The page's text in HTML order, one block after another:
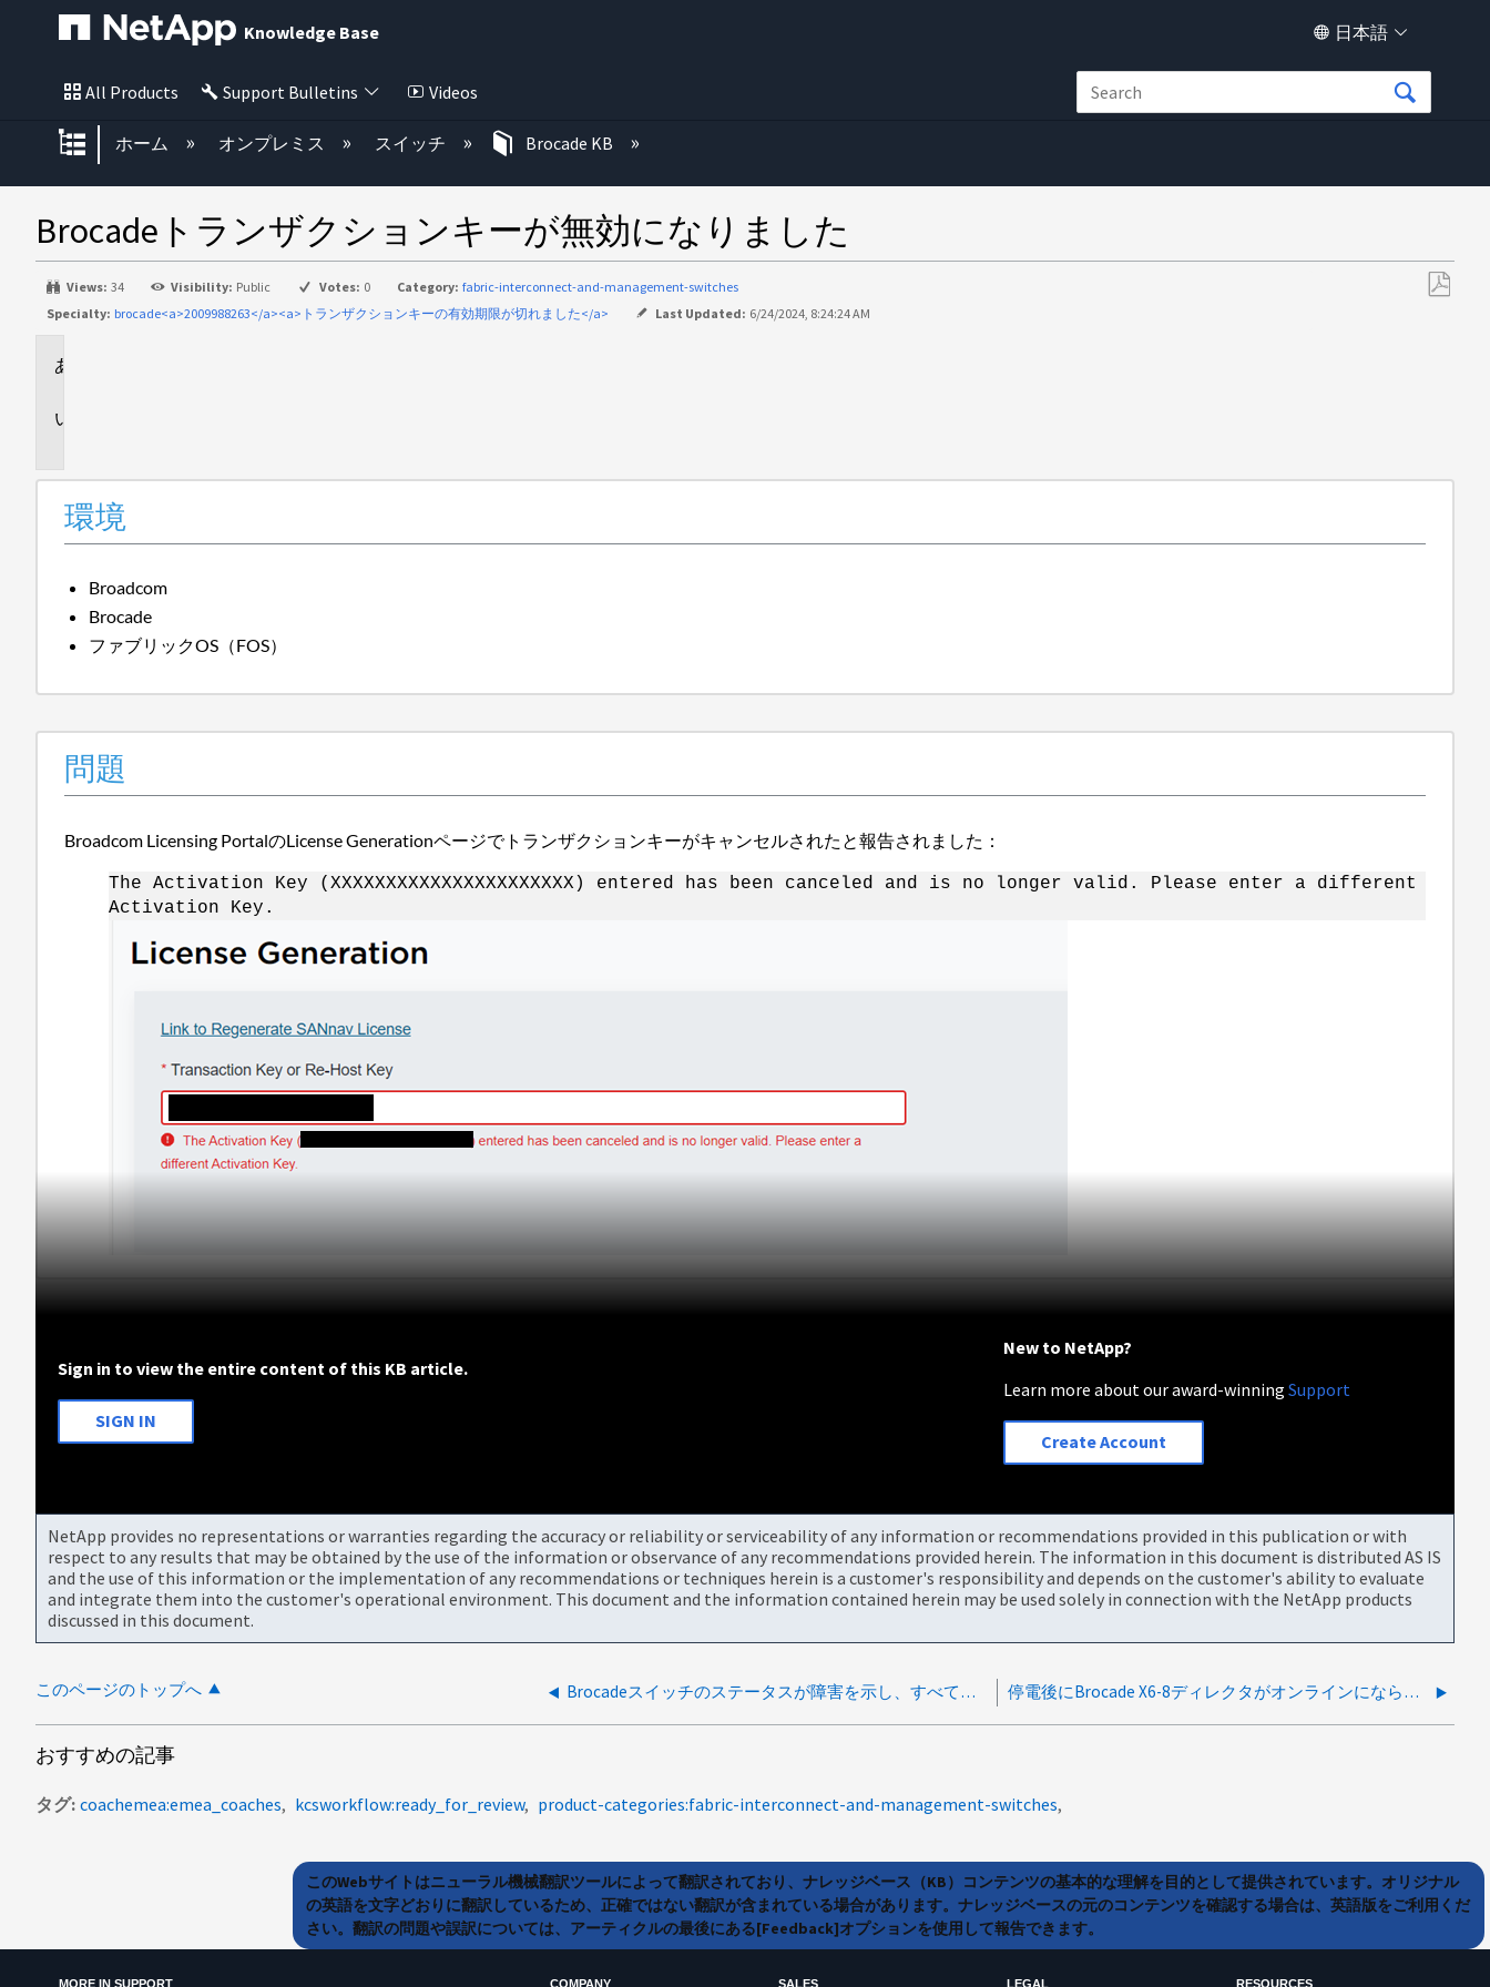
Knowledge Base 日本語
All Products Support Bulletins Videos
グローバル階層を展開/折りたたむ
ホーム オンプレミス スイッチ Brocade KB
Brocadeトランザクションキーが無効になりました
Views: 34 Visibility: Public Votes: 0 Category: fabric-interconnect-and-management-switches
Specialty: brocade<a>2009988263</a><a>トランザクションキーの有効期限が切れました</a> Last Updated: 6/24/2024, 8:24:24 AM
環境
Broadcom
Brocade
ファブリックOS（FOS）
問題
Broadcom Licensing PortalのLicense Generationページでトランザクションキーがキャンセルされたと報告されました：
The Activation Key (XXXXXXXXXXXXXXXXXXXXXX) entered has been canceled and is no longer valid. Please enter a different
Activation Key.
Sign in to view the entire content of this KB article.
SIGN IN
New to NetApp?
Learn more about our award-winningSupport
Create Account
NetApp provides no representations or warranties regarding the accuracy or reliability or serviceability of any information or recommendations provided in this publication or with
respect to any results that may be obtained by the use of the information or observance of any recommendations provided herein. The information in this document is distributed AS IS
and the use of this information or the implementation of any recommendations or techniques herein is a customer's responsibility and depends on the customer's ability to evaluate
and integrate them into the customer's operational environment. This document and the information contained herein may be used solely in connection with the NetApp products
discussed in this document.
このページのトップへ Brocadeスイッチのステータスが障害を示し、すべてのポートがオフラインになりました 停電後にBrocade X6-8ディレクタがオンラインにならない
おすすめの記事
タグ coachemea:emea_coaches kcsworkflow:ready_for_review product-categories:fabric-interconnect-and-management-switches
このWebサイトはニューラル機械翻訳ツールによって翻訳されており、ナレッジベース（KB）コンテンツの基本的な理解を目的として提供されています。オリジナル
の英語を文字どおりに翻訳しているため、正確ではない翻訳が含まれている場合があります。ナレッジベースの元のコンテンツを確認する場合は、英語版をご利用くだ
さい。翻訳の問題や誤訳については、アーティクルの最後にある[Feedback]オプションを使用して報告できます。
MORE IN SUPPORT COMPANY SALES LEGAL RESOURCES